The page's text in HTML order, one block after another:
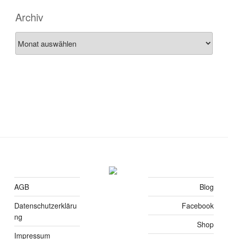
Archiv
AGB
Datenschutzerkläru
ng
Impressum
Blog
Facebook
Shop